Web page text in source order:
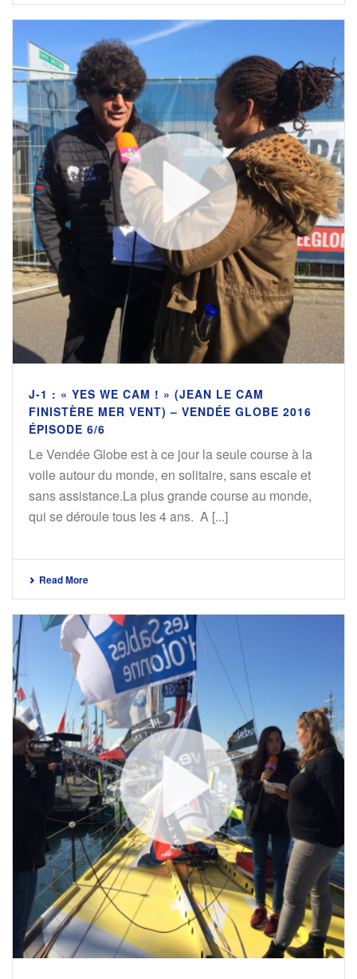
J-1 : « YES WE CAM ! » (JEAN LE CAM
FINISTÈRE MER VENT) – VENDÉE GLOBE 2016
ÉPISODE 6/6
Le Vendée Globe est à ce jour la seule course à la
voile autour du monde, en solitaire, sans escale et
sans assistance.La plus grande course au monde,
qui se déroule tous les 4 ans. A [...]
Read More